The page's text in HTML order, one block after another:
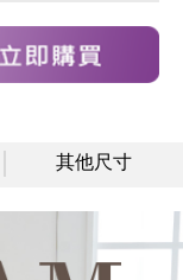
其他尺寸